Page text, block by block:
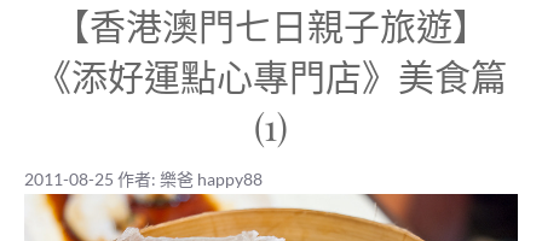
【香港澳門七日親子旅遊】
《添好運點心專門店》美食篇
(1)
2011-08-25 | 樂爸 happy88
2011-08-25 作者: 樂爸 happy88